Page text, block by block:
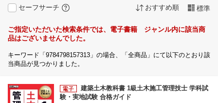
セーフサーチ おすすめ順 標準
ご指定いただいた検索条件では、電子書籍 ジャンル内に該当商
品はございませんでした。
キーワード「9784798157313」の場合、「全商品」にて以下のとおり該
当商品が見つかりました。
建築土木教科書 1級土木施工管理技士 学科試
験・実地試験 合格ガイド